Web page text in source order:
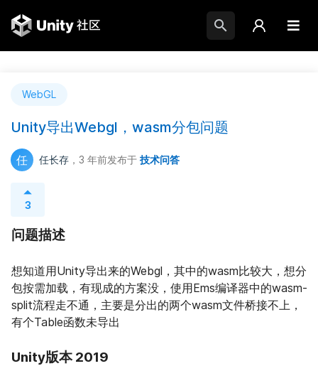
WebGL
Unity导出Webgl，wasm分包问题
任 任长存 ，3 年前发布于 技术问答
3
问题描述
想知道用Unity导出来的Webgl，其中的wasm比较大，想分
包按需加载，有现成的方案没，使用Ems编译器中的wasm-
split流程走不通，主要是分出的两个wasm文件桥接不上，
有个Table函数未导出
Unity版本 2019